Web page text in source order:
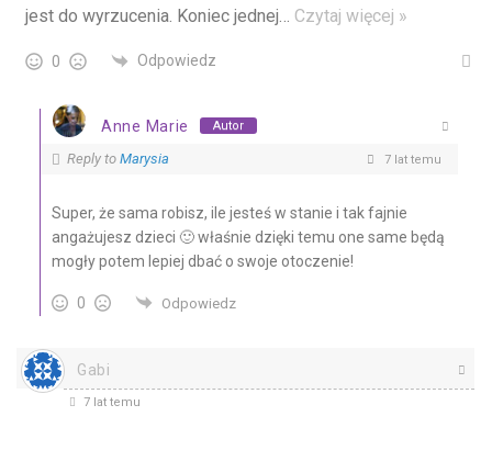
jest do wyrzucenia. Koniec jednej
Czytaj więcej »
0 Odpowiedz
Anne Marie Autor
Reply to Marysia 7 lat temu
Super, że sama robisz, ile jesteś w stanie i tak fajnie
angażujesz dzieci 🙂 właśnie dzięki temu one same będą
mogły potem lepiej dbać o swoje otoczenie!
0 Odpowiedz
Gabi
7 lat temu